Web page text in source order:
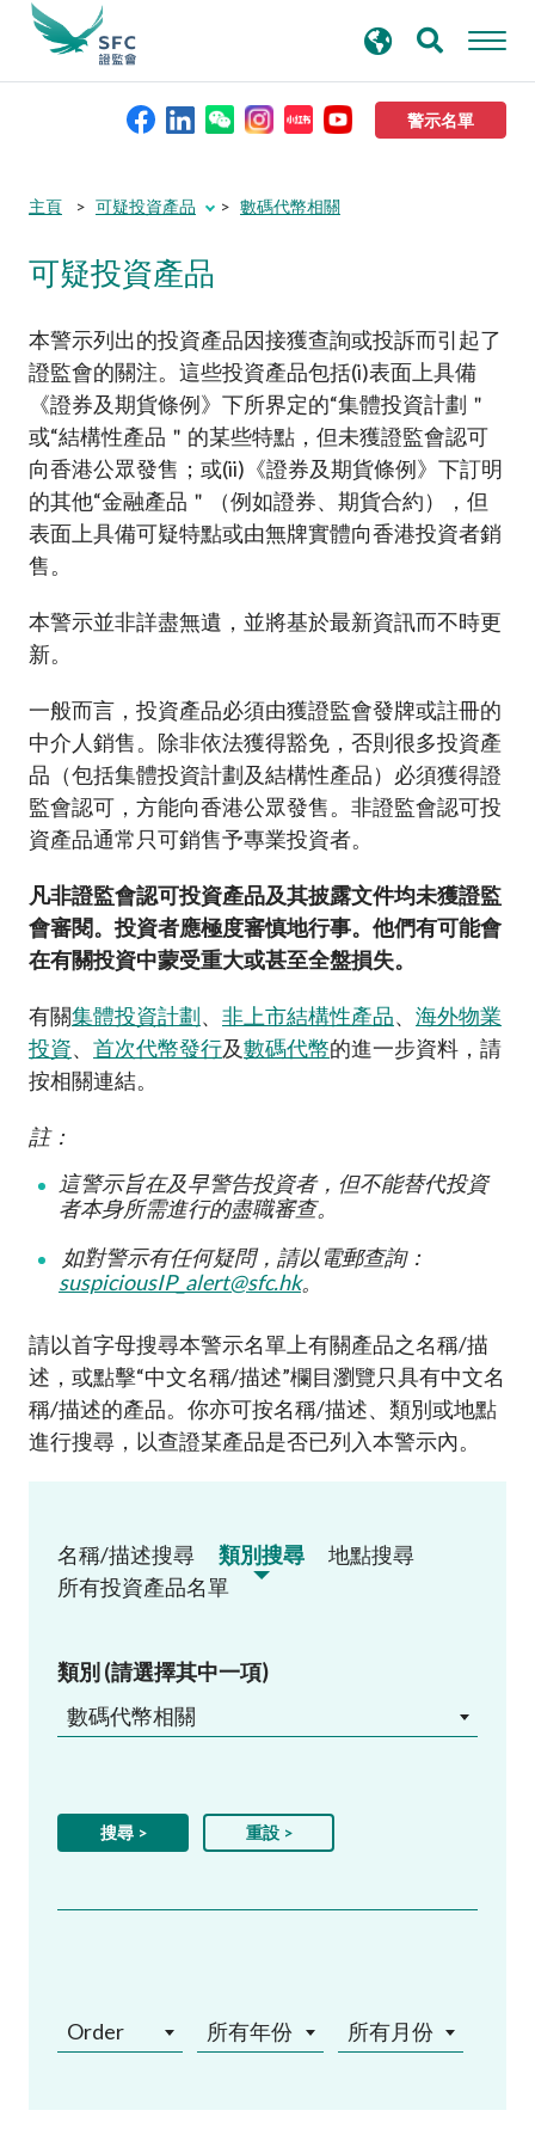
警示名單
本會簡介
監管職能
規則及標準
資料庫
新聞稿及公布
加入本會
尋
主頁 可疑投資產品 數碼代幣相關
可疑投資產品
本警示列出的投資產品因接獲查詢或投訴而引起了
證監會的關注。這些投資產品包括(i)表面上具備
《證券及期貨條例》下所界定的“集體投資計劃＂
或“結構性產品＂的某些特點，但未獲證監會認可
向香港公眾發售；或(ii)《證券及期貨條例》下訂明
的其他“金融產品＂（例如證券、期貨合約），但
表面上具備可疑特點或由無牌實體向香港投資者銷
售。
本警示並非詳盡無遺，並將基於最新資訊而不時更
新。
一般而言，投資產品必須由獲證監會發牌或註冊的
中介人銷售。除非依法獲得豁免，否則很多投資產
品（包括集體投資計劃及結構性產品）必須獲得證
監會認可，方能向香港公眾發售。非證監會認可投
資產品通常只可銷售予專業投資者。
凡非證監會認可投資產品及其披露文件均未獲證監
會審閱。投資者應極度審慎地行事。他們有可能會
在有關投資中蒙受重大或甚至全盤損失。
有關集體投資計劃、 非上市結構性產品、 海外物業
投資、 首次代幣發行及數碼代幣的進一步資料，請
按相關連結。
註：
這警示旨在及早警告投資者，但不能替代投資
者本身所需進行的盡職審查。
如對警示有任何疑問，請以電郵查詢：
suspiciousIP_alert@sfc.hk。
請以首字母搜尋本警示名單上有關產品之名稱/描
述，或點擊“中文名稱/描述”欄目瀏覽只具有中文名
稱/描述的產品。你亦可按名稱/描述、類別或地點
進行搜尋，以查證某產品是否已列入本警示內。
名稱/描述搜尋 類別搜尋
地點搜尋
所有投資產品名單
類別 (請選擇其中一項)
數碼代幣相關
Submit
Submit
Order 所有年份 所有月份